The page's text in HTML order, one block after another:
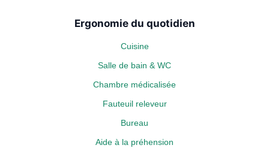
Ergonomie du quotidien
Cuisine
Salle de bain & WC
Chambre médicalisée
Fauteuil releveur
Bureau
Aide à la préhension